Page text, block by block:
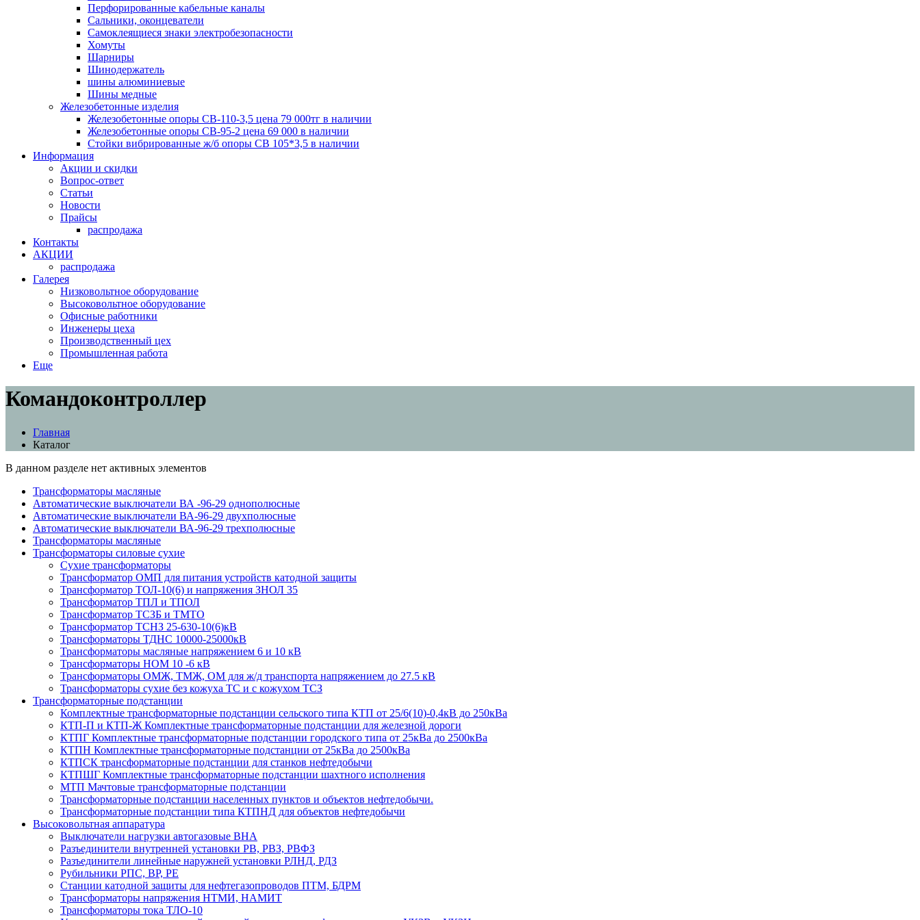
Перфорированные кабельные каналы
Сальники, оконцеватели
Самоклеящиеся знаки электробезопасности
Хомуты
Шарниры
Шинодержатель
шины алюминиевые
Шины медные
Железобетонные изделия
Железобетонные опоры СВ-110-3,5 цена 79 000тг в наличии
Железобетонные опоры СВ-95-2 цена 69 000 в наличии
Стойки вибрированные ж/б опоры CВ 105*3,5 в наличии
Информация
Акции и скидки
Вопрос-ответ
Статьи
Новости
Прайсы
распродажа
Контакты
АКЦИИ
распродажа
Галерея
Низковольтное оборудование
Высоковольтное оборудование
Офисные работники
Инженеры цеха
Производственный цех
Промышленная работа
Еще
Командоконтроллер
Главная
Каталог
В данном разделе нет активных элементов
Трансформаторы масляные
Автоматические выключатели ВА -96-29 однополюсные
Автоматические выключатели ВА-96-29 двухполюсные
Автоматические выключатели ВА-96-29 трехполюсные
Трансформаторы масляные
Трансформаторы силовые сухие
Сухие трансформаторы
Трансформатор ОМП для питания устройств катодной защиты
Трансформатор ТОЛ-10(6) и напряжения ЗНОЛ 35
Трансформатор ТПЛ и ТПОЛ
Трансформатор ТСЗБ и ТМТО
Трансформатор ТСНЗ 25-630-10(6)кВ
Трансформаторы ТДНС 10000-25000кВ
Трансформаторы масляные напряжением 6 и 10 кВ
Трансформаторы НОМ 10 -6 кВ
Трансформаторы ОМЖ, ТМЖ, ОМ для ж/д транспорта напряжением до 27.5 кВ
Трансформаторы сухие без кожуха ТС и с кожухом ТСЗ
Трансформаторные подстанции
Комплектные трансформаторные подстанции сельского типа КТП от 25/6(10)-0,4кВ до 250кВа
КТП-П и КТП-Ж Комплектные трансформаторные подстанции для железной дороги
КТПГ Комплектные трансформаторные подстанции городского типа от 25кВа до 2500кВа
КТПН Комплектные трансформаторные подстанции от 25кВа до 2500кВа
КТПСК трансформаторные подстанции для станков нефтедобычи
КТПШГ Комплектные трансформаторные подстанции шахтного исполнения
МТП Мачтовые трансформаторные подстанции
Трансформаторные подстанции населенных пунктов и объектов нефтедобычи.
Трансформаторные подстанции типа КТПНД для объектов нефтедобычи
Высоковольтная аппаратура
Выключатели нагрузки автогазовые ВНА
Разъединители внутренней установки РВ, РВЗ, РВФЗ
Разъединители линейные наружней установки РЛНД, РДЗ
Рубильники РПС, ВР, РЕ
Станции катодной защиты для нефтегазопроводов ПТМ, БДРМ
Трансформаторы напряжения НТМИ, НАМИТ
Трансформаторы тока ТЛО-10